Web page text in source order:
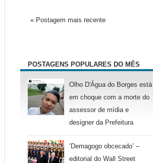
« Postagem mais recente
POSTAGENS POPULARES DO MÊS
Olho D'Água do Borges está
em choque com a morte do
assessor de mídia e
designer da Prefeitura
‘Demagogo obcecado’ –
editorial do Wall Street